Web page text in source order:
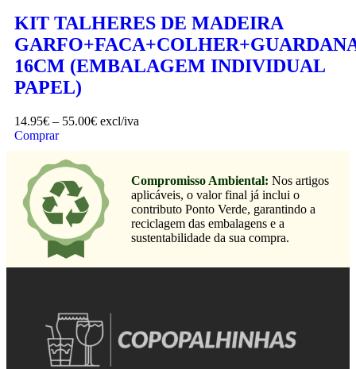
KIT TALHERES DE MADEIRA
16CM (EMBALAGEM INDIVIDUAL
PAPEL)
14.95€ – 55.00€ excl/iva
Comprar
Compromisso Ambiental: Nos artigos
aplicáveis, o valor final já inclui o
contributo Ponto Verde, garantindo a
reciclagem das embalagens e a
sustentabilidade da sua compra.